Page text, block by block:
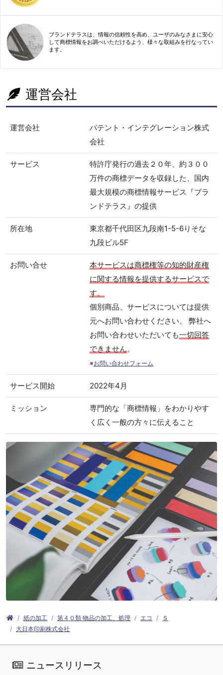
ブランドテラスは、情報の信頼性を高め、ユーザのみなさまに安心
して商標情報をお調べいただけるよう、様々な取組みを行なってい
ます。
運営会社
運営会社
パテント・インテグレーション株式
会社
サービス
特許庁発行の過去２０年、約３００
万件の商標データを収録した、国内
最大規模の商標情報サービス『ブラ
ンドテラス』の提供
所在地
東京都千代田区九段南1-5-6りそな
九段ビル5F
お問い合せ
本サービスは商標権等の知的財産権
に関する情報を提供するサービスで
す。
個別商品、サービスについては提供
元へお問い合わせください。 弊社へ
お問い合わせいただいても一切回答
できません。
※お問い合わせフォーム
サービス開始 2022年4月
ミッション
専門的な「商標情報」をわかりやす
く広く一般の方々に伝えること
紙の加工 第４０類 物品の加工、処理 エコ
Ｓ
大日本印刷株式会社
ニュースリリース